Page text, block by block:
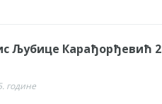
Љубице Карађорђевић
године